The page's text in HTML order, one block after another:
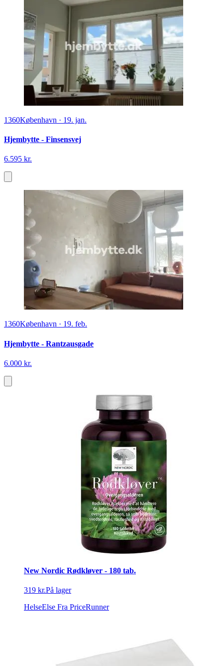
1360København · 19. jan.
Hjembytte - Finsensvej
6.595 kr.
1360København · 19. feb.
Hjembytte - Rantzausgade
6.000 kr.
New Nordic Rødkløver - 180 tab.
319 kr.På lager
HelseElse Fra PriceRunner